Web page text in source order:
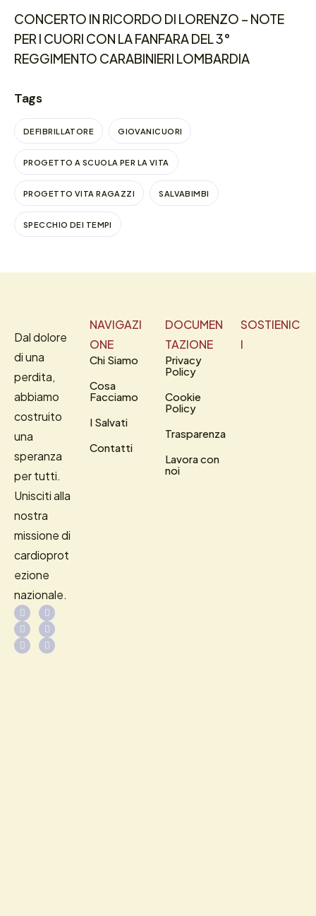
CONCERTO IN RICORDO DI LORENZO – NOTE
PER I CUORI CON LA FANFARA DEL 3°
REGGIMENTO CARABINIERI LOMBARDIA
Tags
DEFIBRILLATORE GIOVANICUORI
PROGETTO A SCUOLA PER LA VITA
PROGETTO VITA RAGAZZI SALVABIMBI
SPECCHIO DEI TEMPI
Dal dolore
di una
perdita,
abbiamo
costruito
una
speranza
per tutti.
Unisciti alla
nostra
missione di
cardioprot
ezione
nazionale.
NAVIGAZI
ONE
Chi Siamo
Cosa
Facciamo
I Salvati
Contatti
DOCUMEN
TAZIONE
Privacy
Policy
Cookie
Policy
Trasparenza
Lavora con
noi
SOSTIENIC
I